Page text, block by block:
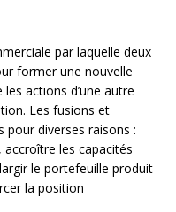
par laquelle deux
former une nouvelle
actions d’une autre
Les fusions et
pour diverses raisons :
les capacités
le portefeuille produit
la position